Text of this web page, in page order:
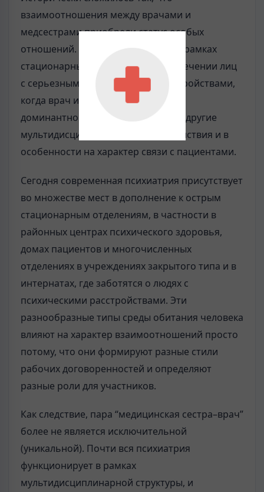
взаимоотношения между врачами и
медсестрами приобрели статус особых
отношений. Это особенно верно в рамках
стационарных учреждений и при лечении лиц
с серьезными психическими расстройствами,
когда врач и медсестра становятся
доминантной парой, влияющей на другие
мультидисциплинарные взаимодействия и в
особенности на характер связи с пациентами.
Сегодня современная психиатрия присутствует
во множестве мест в дополнение к острым
стационарным отделениям, в частности в
районных центрах психического здоровья,
домах пациентов и многочисленных
отделениях в учреждениях закрытого типа и в
интернатах, где заботятся о людях с
психическими расстройствами. Эти
разнообразные типы среды обитания человека
влияют на характер взаимоотношений просто
потому, что они формируют разные стили
рабочих договоренностей и определяют
разные роли для участников.
Как следствие, пара “медицинская сестра–врач”
более не является исключительной
(уникальной). Почти вся психиатрия
функционирует в рамках
мультидисциплинарной структуры, и